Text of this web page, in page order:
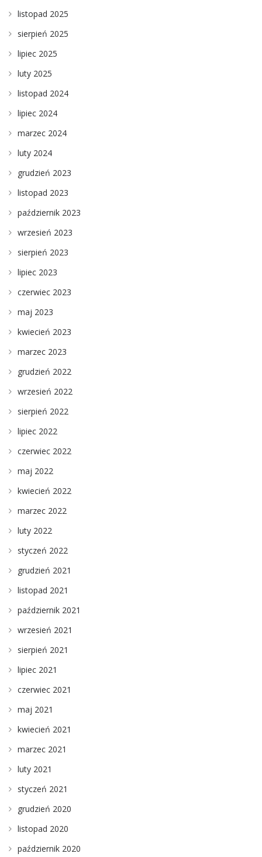
listopad 2025
sierpień 2025
lipiec 2025
luty 2025
listopad 2024
lipiec 2024
marzec 2024
luty 2024
grudzień 2023
listopad 2023
październik 2023
wrzesień 2023
sierpień 2023
lipiec 2023
czerwiec 2023
maj 2023
kwiecień 2023
marzec 2023
grudzień 2022
wrzesień 2022
sierpień 2022
lipiec 2022
czerwiec 2022
maj 2022
kwiecień 2022
marzec 2022
luty 2022
styczeń 2022
grudzień 2021
listopad 2021
październik 2021
wrzesień 2021
sierpień 2021
lipiec 2021
czerwiec 2021
maj 2021
kwiecień 2021
marzec 2021
luty 2021
styczeń 2021
grudzień 2020
listopad 2020
październik 2020